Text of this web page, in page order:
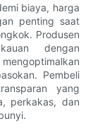
biaya, harga
penting saat
Produsen
dengan
Pembeli
yang
perkakas, dan